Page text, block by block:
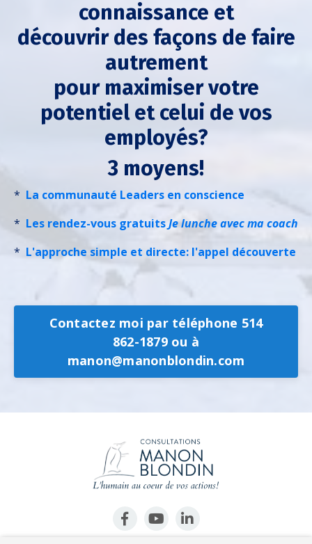
connaissance et
découvrir des façons de faire
autrement
pour maximiser votre
potentiel et celui de vos
employés?
3 moyens!
* La communauté Leaders en conscience
* Les rendez-vous gratuitsJe lunche avec ma coach
* L'approche simple et directe: l'appel découverte
Contactez moi par téléphone 514
862-1879 ou à
manon@manonblondin.com